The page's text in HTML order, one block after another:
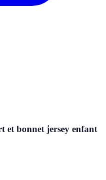
et bonnet jersey enfant